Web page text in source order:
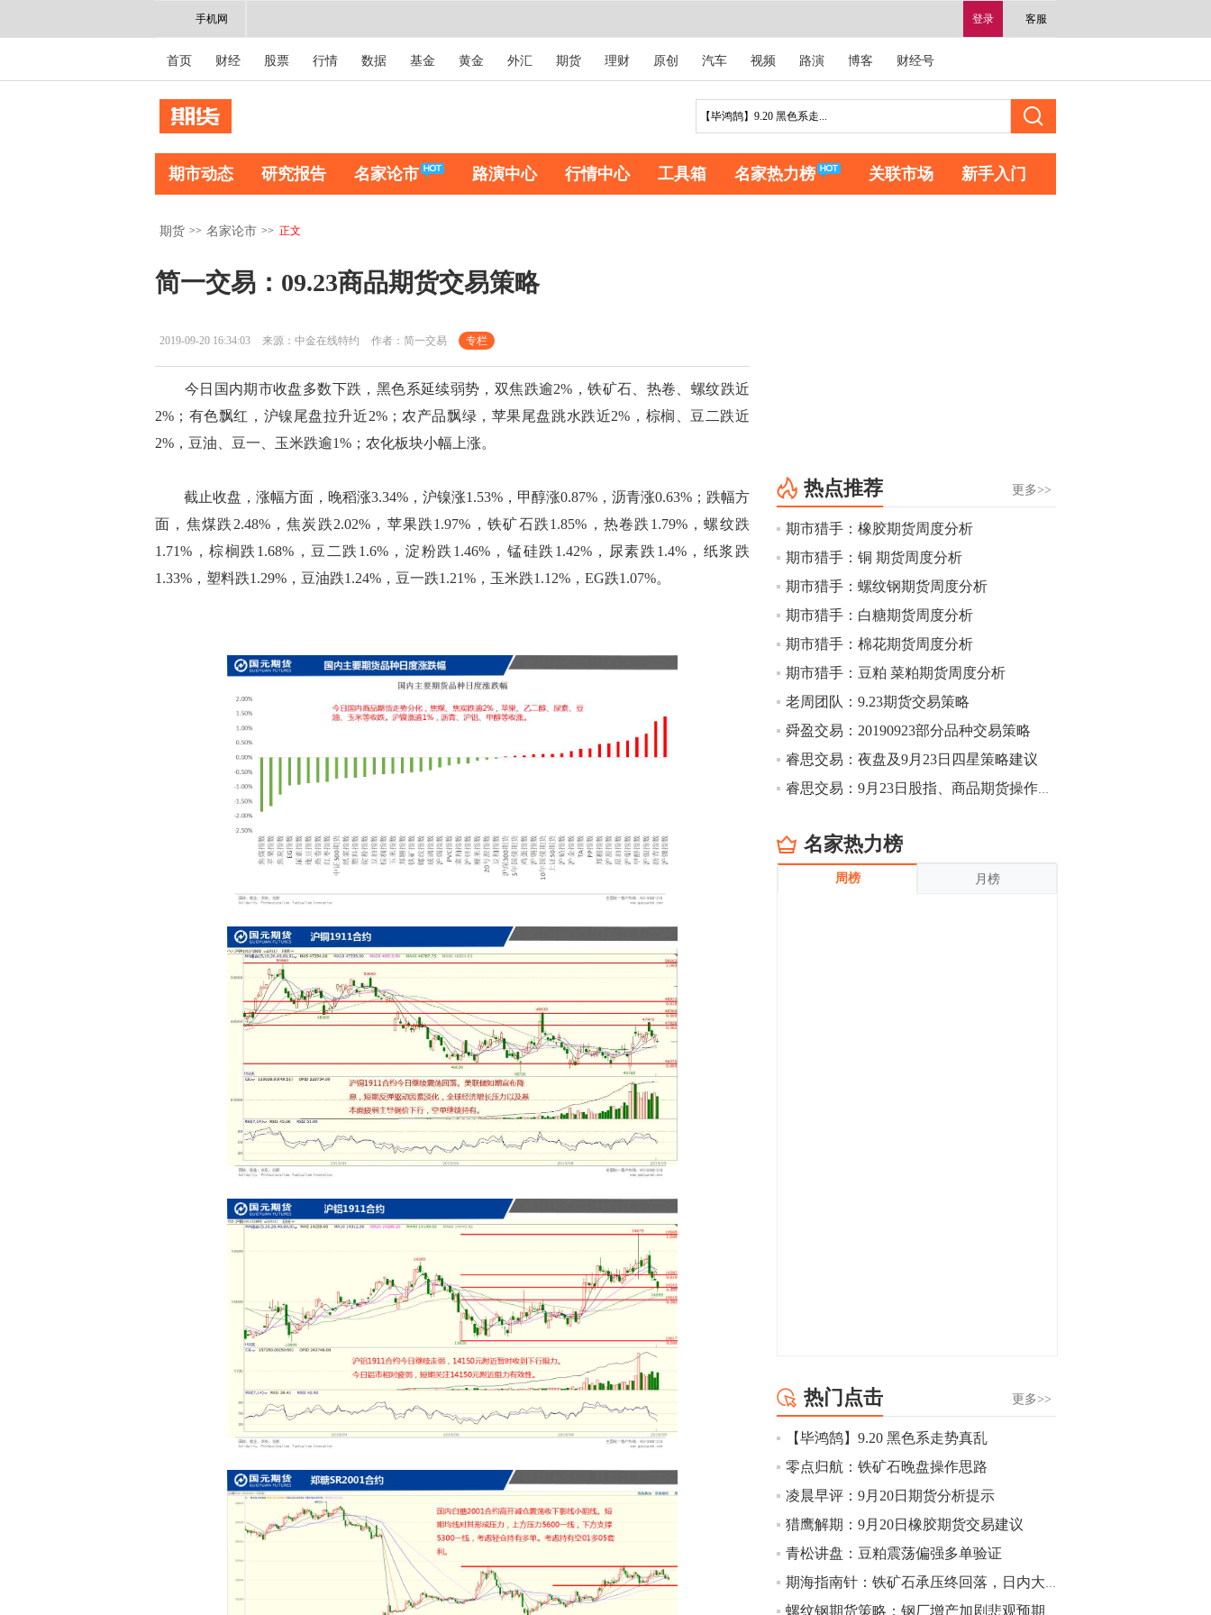
登录 客服
手机网
首页 财经 股票 行情 数据 基金 黄金 外汇 期货 理财 原创 汽车 视频 路演 博客 财经号
期市动态 研究报告 名家论市 路演中心 行情中心 工具箱 名家热力榜 关联市场 新手入门
期货 >> 名家论市 >> 正文
简一交易：09.23商品期货交易策略
2019-09-20 16:34:03 来源：中金在线特约 作者：简一交易 专栏
今日国内期市收盘多数下跌，黑色系延续弱势，双焦跌逾2%，铁矿石、热卷、螺纹跌近
2%；有色飘红，沪镍尾盘拉升近2%；农产品飘绿，苹果尾盘跳水跌近2%，棕榈、豆二跌近
2%，豆油、豆一、玉米跌逾1%；农化板块小幅上涨。
截止收盘，涨幅方面，晚稻涨3.34%，沪镍涨1.53%，甲醇涨0.87%，沥青涨0.63%；跌幅方
面，焦煤跌2.48%，焦炭跌2.02%，苹果跌1.97%，铁矿石跌1.85%，热卷跌1.79%，螺纹跌
1.71%，棕榈跌1.68%，豆二跌1.6%，淀粉跌1.46%，锰硅跌1.42%，尿素跌1.4%，纸浆跌
1.33%，塑料跌1.29%，豆油跌1.24%，豆一跌1.21%，玉米跌1.12%，EG跌1.07%。
更多>>
热点推荐
期市猎手：橡胶期货周度分析
期市猎手：铜 期货周度分析
期市猎手：螺纹钢期货周度分析
期市猎手：白糖期货周度分析
期市猎手：棉花期货周度分析
期市猎手：豆粕 菜粕期货周度分析
老周团队：9.23期货交易策略
舜盈交易：20190923部分品种交易策略
睿思交易：夜盘及9月23日四星策略建议
睿思交易：9月23日股指、商品期货操作建议
名家热力榜
周榜 月榜
更多>>
热门点击
【毕鸿鹄】9.20 黑色系走势真乱
零点归航：铁矿石晚盘操作思路
凌晨早评：9月20日期货分析提示
猎鹰解期：9月20日橡胶期货交易建议
青松讲盘：豆粕震荡偏强多单验证
期海指南针：铁矿石承压终回落，日内大跌4%领跌三市